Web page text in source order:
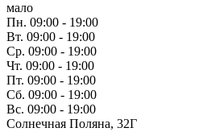
мало
Пн. 09:00 - 19:00
Вт. 09:00 - 19:00
Ср. 09:00 - 19:00
Чт. 09:00 - 19:00
Пт. 09:00 - 19:00
Сб. 09:00 - 19:00
Вс. 09:00 - 19:00
Солнечная Поляна, 32Г